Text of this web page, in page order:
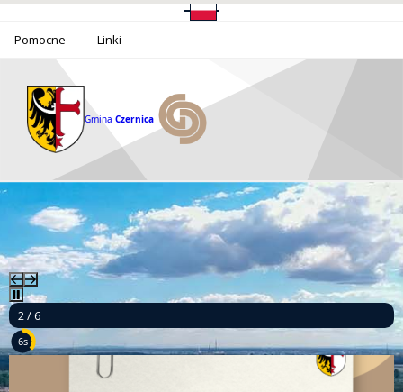
Pomocne Linki
Gmina Czernica
2 / 6
5s
Ponad milion złotych dla bezpieczeństwa mieszkańców Gminy Czernica!